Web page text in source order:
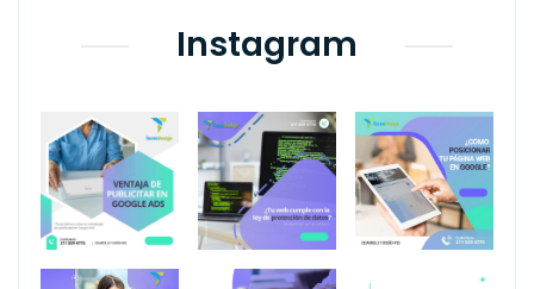
Instagram